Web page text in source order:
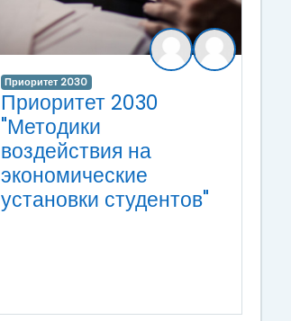
Приоритет 2030
Приоритет 2030
"Методики
воздействия на
экономические
установки студентов"